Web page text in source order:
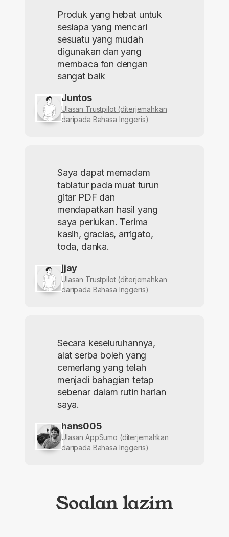
Produk yang hebat untuk
sesiapa yang mencari
sesuatu yang mudah
digunakan dan yang
membaca fon dengan
sangat baik
Juntos
Ulasan Trustpilot (diterjemahkan
daripada Bahasa Inggeris)
Saya dapat memadam
tablatur pada muat turun
gitar PDF dan
mendapatkan hasil yang
saya perlukan. Terima
kasih, gracias, arrigato,
toda, danka.
jjay
Ulasan Trustpilot (diterjemahkan
daripada Bahasa Inggeris)
Secara keseluruhannya,
alat serba boleh yang
cemerlang yang telah
menjadi bahagian tetap
sebenar dalam rutin harian
saya.
hans005
Ulasan AppSumo (diterjemahkan
daripada Bahasa Inggeris)
Soalan lazim